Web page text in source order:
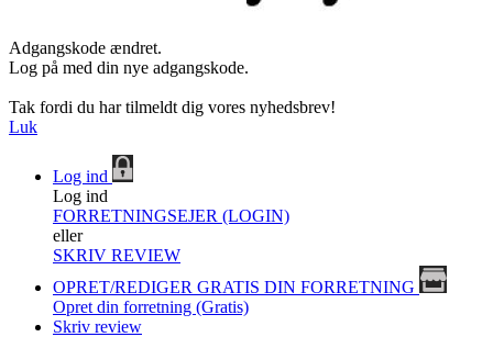
Adgangskode ændret.
Log på med din nye adgangskode.
Tak fordi du har tilmeldt dig vores nyhedsbrev!
Luk
Log ind
Log ind
FORRETNINGSEJER (LOGIN)
eller
SKRIV REVIEW
OPRET/REDIGER GRATIS DIN FORRETNING
Opret din forretning (Gratis)
Skriv review